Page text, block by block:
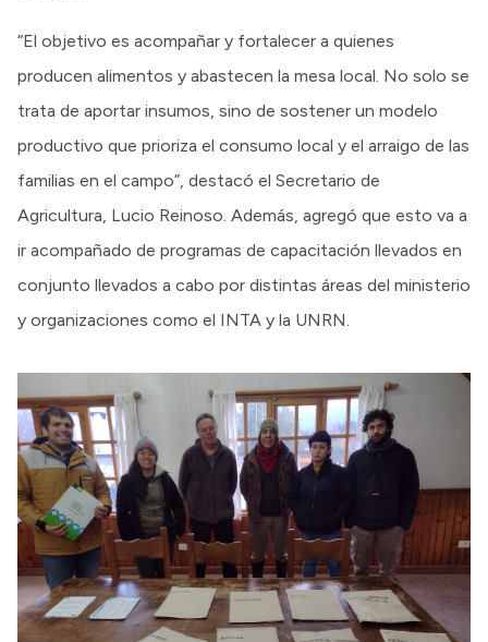
“El objetivo es acompañar y fortalecer a quienes
producen alimentos y abastecen la mesa local. No solo se
trata de aportar insumos, sino de sostener un modelo
productivo que prioriza el consumo local y el arraigo de las
familias en el campo”, destacó el Secretario de
Agricultura, Lucio Reinoso. Además, agregó que esto va a
ir acompañado de programas de capacitación llevados en
conjunto llevados a cabo por distintas áreas del ministerio
y organizaciones como el INTA y la UNRN.